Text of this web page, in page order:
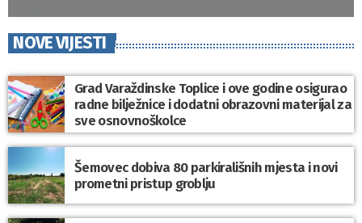
NOVE VIJESTI
Grad Varaždinske Toplice i ove godine osigurao
radne bilježnice i dodatni obrazovni materijal za
sve osnovnoškolce
Šemovec dobiva 80 parkirališnih mjesta i novi
prometni pristup groblju